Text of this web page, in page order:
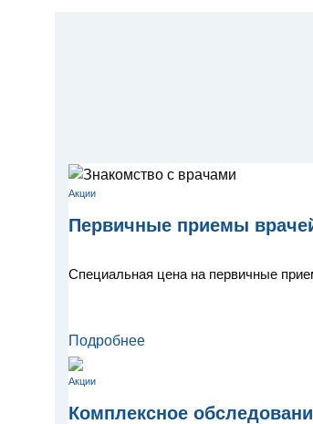
Акции
Первичные приемы
Специальная цена на первичные
Подробнее
Акции
Комплексное